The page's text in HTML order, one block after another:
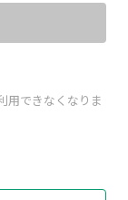
用できなくなりま